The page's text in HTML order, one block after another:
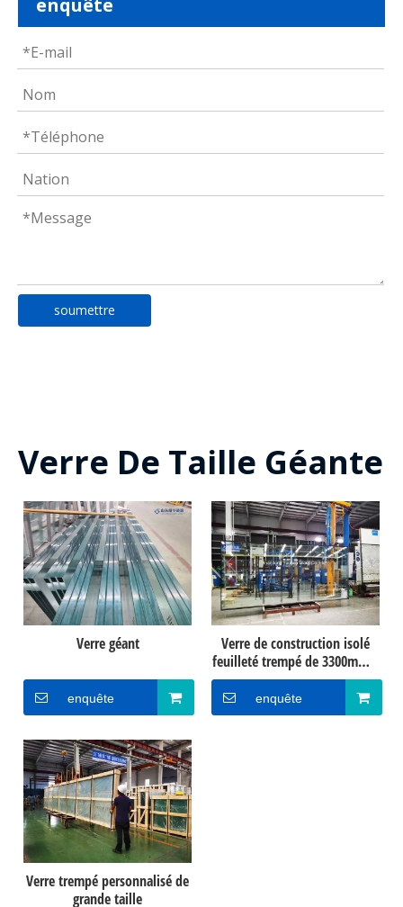
enquête
soumettre
Verre De Taille Géante
Verre géant
enquête
Verre de construction isolé
feuilleté trempé de 3300mm *
1300MM
enquête
Verre trempé personnalisé de
grande taille